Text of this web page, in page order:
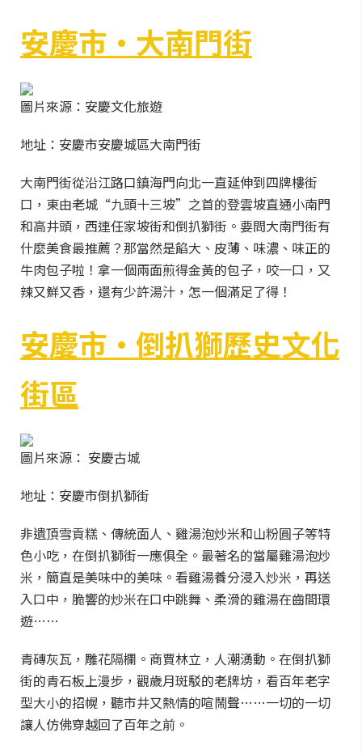
安慶市·大南門街
圖片來源：安慶文化旅遊
地址：安慶市安慶城區大南門街
大南門街從沿江路口鎮海門向北一直延伸到四牌樓街
口，東由老城“九頭十三坡”之首的登雲坡直通小南門
和高井頭，西連任家坡街和倒扒獅街。要問大南門街有
什麼美食最推薦？那當然是餡大、皮薄、味濃、味正的
牛肉包子啦！拿一個兩面煎得金黃的包子，咬一口，又
辣又鮮又香，還有少許湯汁，怎一個滿足了得！
安慶市·倒扒獅歷史文化
街區
圖片來源： 安慶古城
地址：安慶市倒扒獅街
非遺頂雪貢糕、傳統面人、雞湯泡炒米和山粉圓子等特
色小吃，在倒扒獅街一應俱全。最著名的當屬雞湯泡炒
米，簡直是美味中的美味。看雞湯養分浸入炒米，再送
入口中，脆響的炒米在口中跳舞、柔滑的雞湯在齒間環
遊……
青磚灰瓦，雕花隔欄。商賈林立，人潮湧動。在倒扒獅
街的青石板上漫步，觀歲月斑駁的老牌坊，看百年老字
型大小的招幌，聽市井又熱情的喧鬧聲……一切的一切
讓人仿佛穿越回了百年之前。